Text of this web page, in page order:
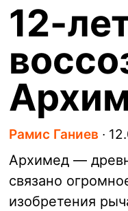
12-
Рамис Ганиев ∙
Архимед —
связано
изобретения